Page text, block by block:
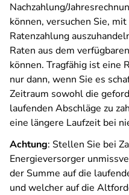
Nachzahlung/
können, versuchen Sie,
Ratenzahlung
Raten aus dem
können. Tragfähig ist eine
nur dann, wenn Sie es
Zeitraum sowohl die
laufenden Abschläge zu
eine längere Laufzeit bei
Achtung: Stellen Sie bei
Energieversorger
der Summe auf die
und welcher auf die